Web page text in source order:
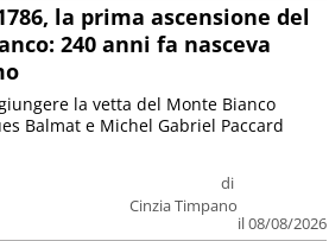
la prima ascensione del
240 anni fa nasceva
di
Cinzia Timpano
il 08/08/2026
la vetta del Monte Bianco
Balmat e Michel Gabriel Paccard